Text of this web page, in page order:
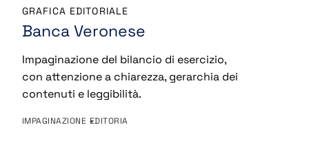
GRAFICA EDITORIALE
Banca Veronese
Impaginazione del bilancio di esercizio,
con attenzione a chiarezza, gerarchia dei
contenuti e leggibilità.
IMPAGINAZIONE EDITORIA